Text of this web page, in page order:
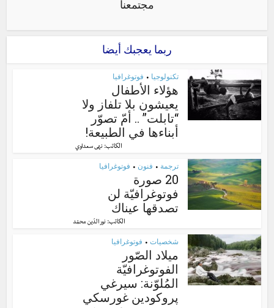
مجتمعنا
ربما يعجبك أيضا
تكنولوجيا • فوتوغرافيا
هؤلاء الأطفال
يعيشون بلا تلفاز ولا
“تابلت” .. أمّ تصوّر
أبناءها في الطبيعة!
الكاتب: نهى سعداوي
ترجمة • فنون • فوتوغرافيا
20 صورة
فوتوغرافيّة لن
تصدقها عيناك
الكاتب:نور الدّين محمّد
شخصيات • فوتوغرافيا
ميلاد الصّور
الفوتوغرافيّة
المُلوّنة: سيرغي
پروكودين غورسكي